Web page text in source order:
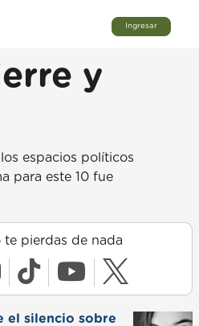
Ingresar
y
espacios políticos
para este 10 fue
te pierdas de nada
el silencio sobre